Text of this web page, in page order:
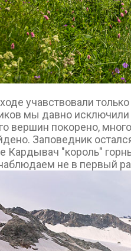
учавствовали
мы давно
вершин покорено,
Заповедник
Кардывач "король"
не в первый